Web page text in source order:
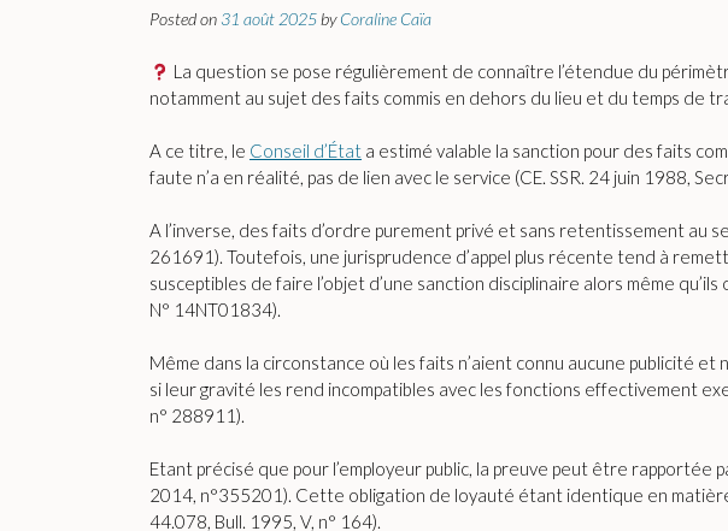
Posted on 31 août 2025 byCoraline Caïa
La question se pose régulièrement de connaître l’étendue du
notamment au sujet des faits commis en dehors du lieu et du temps de
A ce titre, le Conseil d’État a estimé valable la sanction pour des faits
faute n’a en réalité, pas de lien avec le service (CE. SSR. 24 juin 1988,
A l’inverse, des faits d’ordre purement privé et sans retentissement au
261691). Toutefois, une jurisprudence d’appel plus récente tend à
susceptibles de faire l’objet d’une sanction disciplinaire alors même
N° 14NT01834).
Même dans la circonstance où les faits n’aient connu aucune publicité
si leur gravité les rend incompatibles avec les fonctions effectivement
n° 288911).
Etant précisé que pour l’employeur public, la preuve peut être
2014, n°355201). Cette obligation de loyauté étant identique en matière
44.078, Bull. 1995, V, n° 164).